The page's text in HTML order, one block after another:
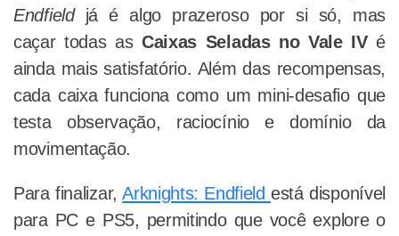
Endfieldjá é algo prazeroso por si só, mas
caçar todas as Caixas Seladas no Vale IVé
ainda mais satisfatório. Além das recompensas,
cada caixa funciona como um mini-desafio que
testa observação, raciocínio e domínio da
movimentação.
Para finalizar,Arknights: Endfieldestá disponível
para PC e PS5, permitindo que você explore o